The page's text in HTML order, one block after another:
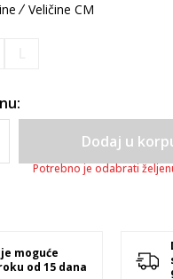
Veličine CM
Dodaj u
Potrebno je odabrati
moguće
od 15 dana